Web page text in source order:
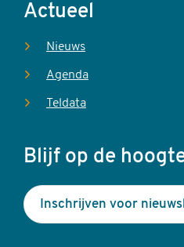
Actueel
Nieuws
Agenda
Teldata
Blijf op de
Inschrijven voor